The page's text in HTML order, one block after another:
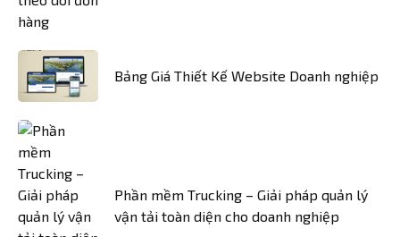
Bảng Giá Thiết Kế Website Doanh nghiệp
Phần mềm Trucking – Giải pháp quản lý
vận tải toàn diện cho doanh nghiệp